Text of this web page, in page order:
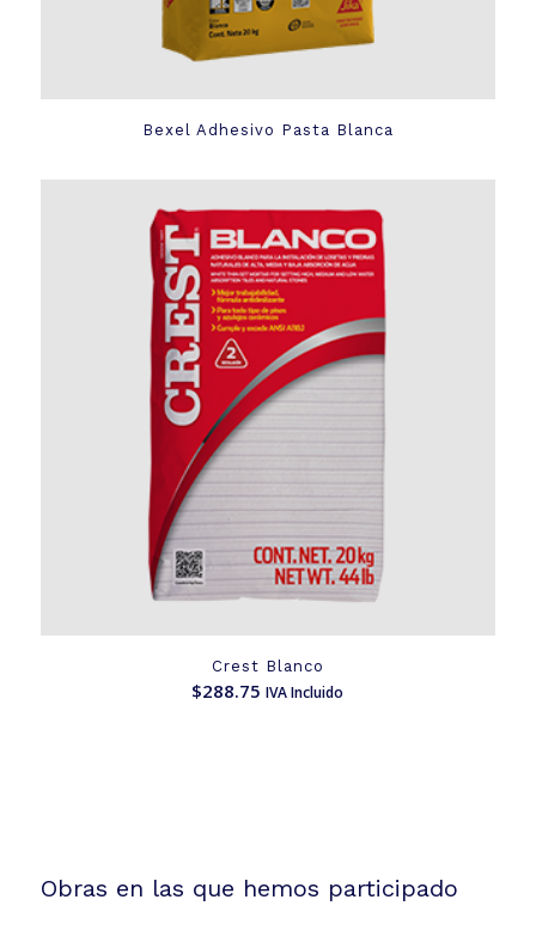
Bexel Adhesivo Pasta Blanca
Crest Blanco
$288.75 IVA Incluido
Obras en las que hemos participado